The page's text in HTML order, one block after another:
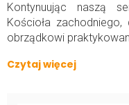
Kontynuując naszą
Kościoła
obrządkowi
Czytaj więcej